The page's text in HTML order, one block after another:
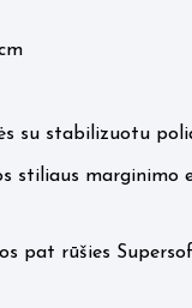
su stabilizuotu
stiliaus
pat rūšies